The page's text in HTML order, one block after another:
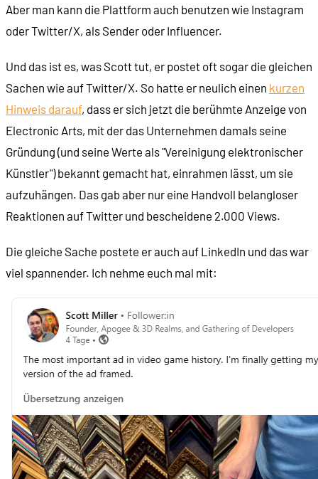
Aber man kann die Plattform auch benutzen wie Instagram
oder Twitter/X, als Sender oder Influencer.
Und das ist es, was Scott tut, er postet oft sogar die gleichen
Sachen wie auf Twitter/X. So hatte er neulich einen kurzen
Hinweis darauf, dass er sich jetzt die berühmte Anzeige von
Electronic Arts, mit der das Unternehmen damals seine
Gründung (und seine Werte als "Vereinigung elektronischer
Künstler") bekannt gemacht hat, einrahmen lässt, um sie
aufzuhängen. Das gab aber nur eine Handvoll belangloser
Reaktionen auf Twitter und bescheidene 2.000 Views.
Die gleiche Sache postete er auch auf LinkedIn und das war
viel spannender. Ich nehme euch mal mit: